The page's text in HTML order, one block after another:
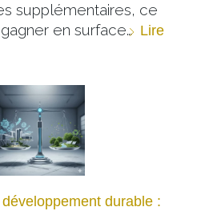
supplémentaires, ce
en surface… Lire
durable :